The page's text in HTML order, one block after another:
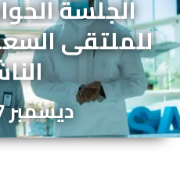
الجلسة
للملتقى
20 ديسمبر 2017